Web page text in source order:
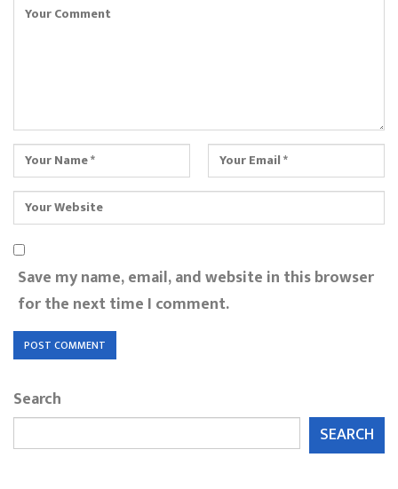
Save my name, email, and website in this browser
for the next time I comment.
Search
SEARCH